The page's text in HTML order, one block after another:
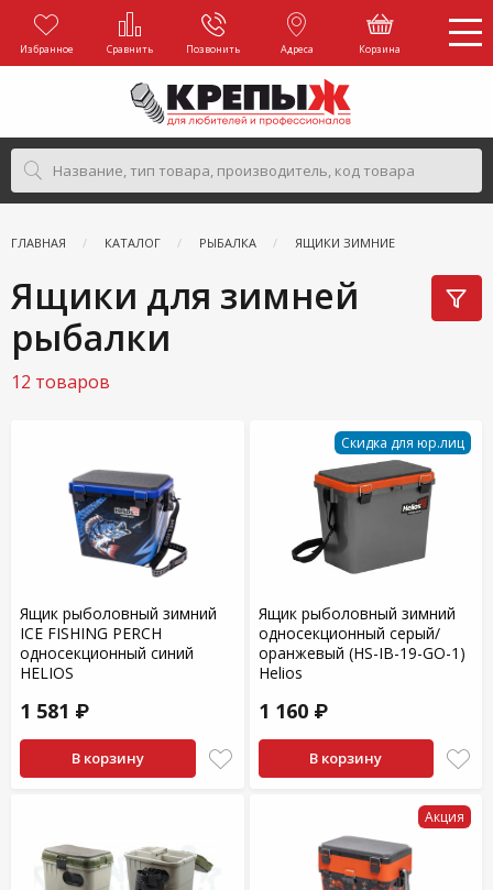
Избранное Сравнить Позвонить Адреса Корзина
ГЛАВНАЯ КАТАЛОГ РЫБАЛКА ЯЩИКИ ЗИМНИЕ
Ящики для зимней
рыбалки
12 товаров
Ящик рыболовный зимний
ICE FISHING PERCH
односекционный синий
HELIOS
1 581 ₽
В корзину
Скидка для юр.лиц
Ящик рыболовный зимний
односекционный серый/
оранжевый (HS-IB-19-GO-1)
Helios
1 160 ₽
В корзину
Акция